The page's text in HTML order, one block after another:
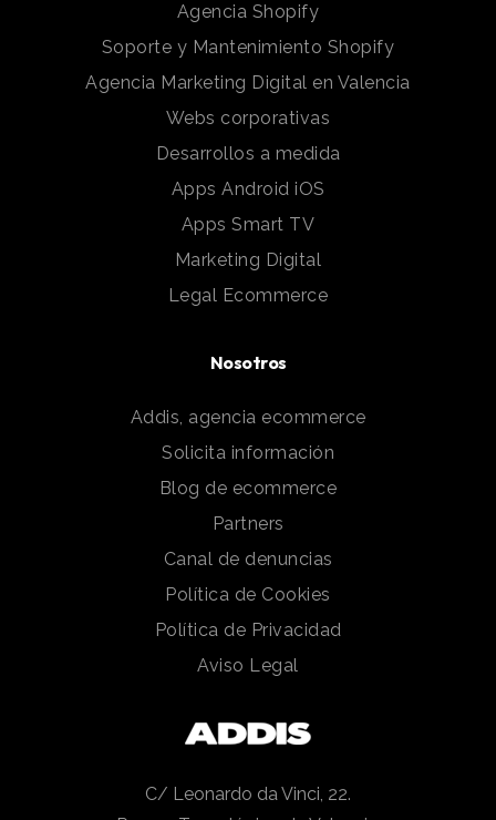
Agencia Shopify
Soporte y Mantenimiento Shopify
Agencia Marketing Digital en Valencia
Webs corporativas
Desarrollos a medida
Apps Android iOS
Apps Smart TV
Marketing Digital
Legal Ecommerce
Nosotros
Addis, agencia ecommerce
Solicita información
Blog de ecommerce
Partners
Canal de denuncias
Política de Cookies
Política de Privacidad
Aviso Legal
C/ Leonardo da Vinci, 22.